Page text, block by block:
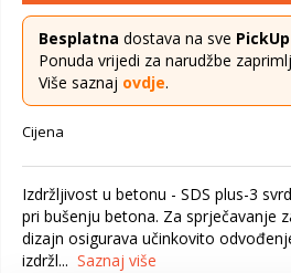
Besplatna dostava na sve PickUp
Ponuda vrijedi za narudžbe
Više saznaj ovdje.
Cijena
Izdržljivost u betonu - SDS plus-3
pri bušenju betona. Za sprječavanje
dizajn osigurava učinkovito
izdržl... Saznaj više